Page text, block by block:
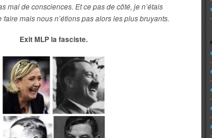
mal de consciences. Et ce pas de côté, je n’étais
mais nous n’étions pas alors les plus bruyants.
Exit MLP la fasciste.